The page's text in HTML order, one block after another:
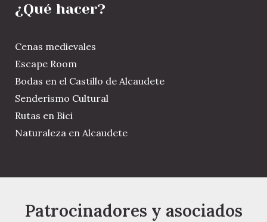
¿Qué hacer?
Cenas medievales
Escape Room
Bodas en el Castillo de Alcaudete
Senderismo Cultural
Rutas en Bici
Naturaleza en Alcaudete
Patrocinadores y asociados